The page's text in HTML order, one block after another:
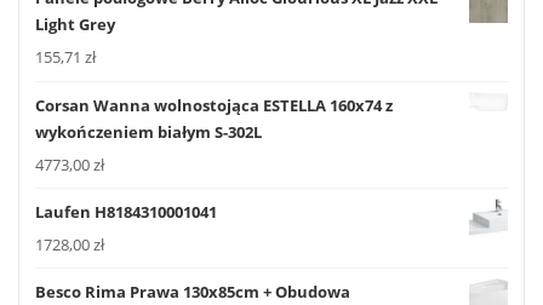
Light Grey
155,71 zł
Corsan Wanna wolnostojąca ESTELLA 160x74 z
wykończeniem białym S-302L
4773,00zł
Laufen H8184310001041
1728,00zł
Besco Rima Prawa 130x85cm + Obudowa